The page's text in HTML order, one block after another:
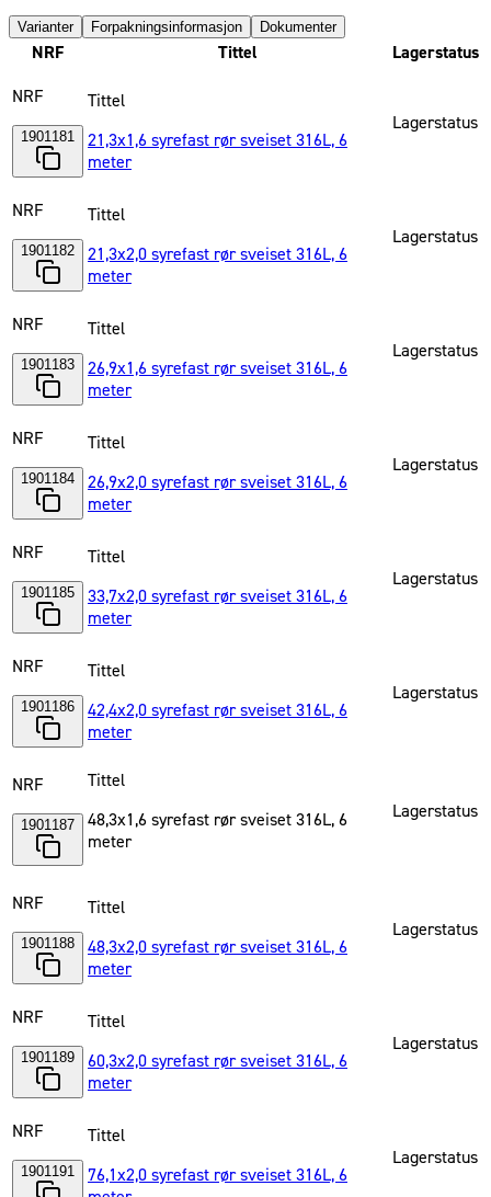
Varianter Forpakningsinformasjon Dokumenter
NRF Tittel
Lagerstatus
NRF
1901181
Tittel
21,3x1,6 syrefast rør sveiset 316L, 6
meter
Lagerstatus
NRF
1901182
Tittel
21,3x2,0 syrefast rør sveiset 316L, 6
meter
Lagerstatus
NRF
1901183
Tittel
26,9x1,6 syrefast rør sveiset 316L, 6
meter
Lagerstatus
NRF
1901184
Tittel
26,9x2,0 syrefast rør sveiset 316L, 6
meter
Lagerstatus
NRF
1901185
Tittel
33,7x2,0 syrefast rør sveiset 316L, 6
meter
Lagerstatus
NRF
1901186
Tittel
42,4x2,0 syrefast rør sveiset 316L, 6
meter
Lagerstatus
NRF
1901187
Tittel
48,3x1,6 syrefast rør sveiset 316L, 6
meter
Lagerstatus
NRF
1901188
Tittel
48,3x2,0 syrefast rør sveiset 316L, 6
meter
Lagerstatus
NRF
1901189
Tittel
60,3x2,0 syrefast rør sveiset 316L, 6
meter
Lagerstatus
NRF
1901191
Tittel
76,1x2,0 syrefast rør sveiset 316L, 6
Lagerstatus